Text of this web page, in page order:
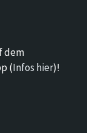
dem
(Infos hier)!